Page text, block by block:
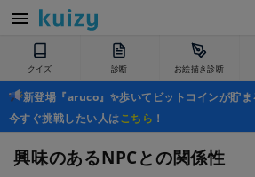
クイズ 診断 お絵描き診断
新登場『aruco』✨歩いてビットコインが貯ま
今すぐ挑戦したい人はこちら ！
興味のあるNPCとの関係性